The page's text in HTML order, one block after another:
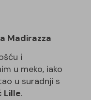
Madirazza
i
u meko, iako
u suradnji s
Lille.